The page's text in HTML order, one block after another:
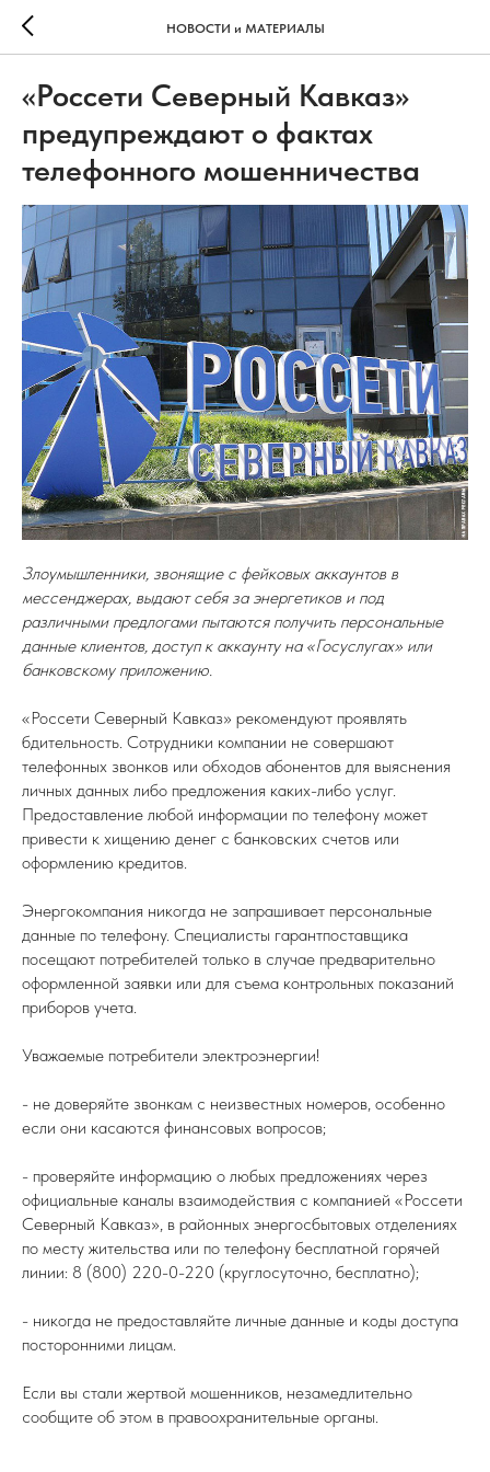
НОВОСТИ и МАТЕРИАЛЫ
«Россети Северный Кавказ»
предупреждают о фактах
телефонного мошенничества
Злоумышленники, звонящие с фейковых аккаунтов в
мессенджерах, выдают себя за энергетиков и под
различными предлогами пытаются получить персональные
данные клиентов, доступ к аккаунту на «Госуслугах» или
банковскому приложению.
«Россети Северный Кавказ» рекомендуют проявлять
бдительность. Сотрудники компании не совершают
телефонных звонков или обходов абонентов для выяснения
личных данных либо предложения каких-либо услуг.
Предоставление любой информации по телефону может
привести к хищению денег с банковских счетов или
оформлению кредитов.
Энергокомпания никогда не запрашивает персональные
данные по телефону. Специалисты гарантпоставщика
посещают потребителей только в случае предварительно
оформленной заявки или для съема контрольных показаний
приборов учета.
Уважаемые потребители электроэнергии!
- не доверяйте звонкам с неизвестных номеров, особенно
если они касаются финансовых вопросов;
- проверяйте информацию о любых предложениях через
официальные каналы взаимодействия с компанией «Россети
Северный Кавказ», в районных энергосбытовых отделениях
по месту жительства или по телефону бесплатной горячей
линии: 8 (800) 220-0-220 (круглосуточно, бесплатно);
- никогда не предоставляйте личные данные и коды доступа
посторонними лицам.
Если вы стали жертвой мошенников, незамедлительно
сообщите об этом в правоохранительные органы.